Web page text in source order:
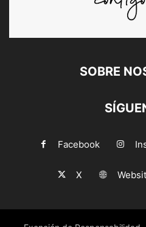
SOBRE
Facebook
X